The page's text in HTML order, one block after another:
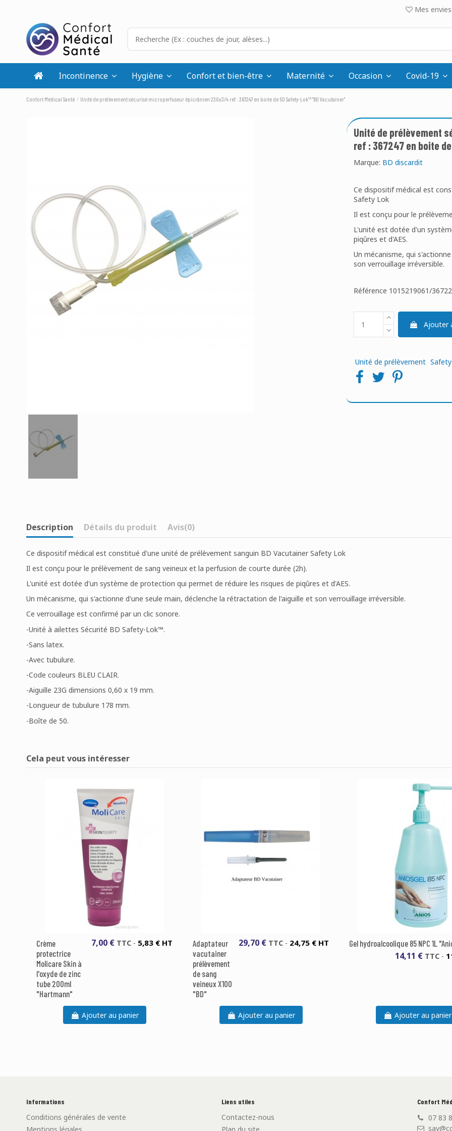
Mes
Incontinence Hygiène Confort et bien-être Maternité Occasion Covid-19
Confort Médical Santé Unité de prélèvement sécurisé microperfuseur épicrânien 23Gx3/4 ref : 367247 en boite de 50 Safety-Lok™ "BD Vacutainer"
Unité de prélèvement
ref : 367247 en boite
Marque: BD discardit
Ce dispositif médical est
Safety Lok
Il est conçu pour le
L'unité est dotée d'un
piqûres et d'AES.
Un mécanisme, qui
son verrouillage irréversible.
Référence 1015219061/
Ajouter
Unité de prélèvement
Description Détails du produit Avis(0)
Ce dispositif médical est constitué d'une unité de prélèvement sanguin BD Vacutainer Safety Lok
Il est conçu pour le prélèvement de sang veineux et la perfusion de courte durée (2h).
L'unité est dotée d'un système de protection qui permet de réduire les risques de piqûres et d'AES.
Un mécanisme, qui s'actionne d'une seule main, déclenche la rétractation de l'aiguille et son verrouillage irréversible.
Ce verrouillage est confirmé par un clic sonore.
-Unité à ailettes Sécurité BD Safety-Lok™.
-Sans latex.
-Avec tubulure.
-Code couleurs BLEU CLAIR.
-Aiguille 23G dimensions 0,60 x 19 mm.
-Longueur de tubulure 178 mm.
-Boîte de 50.
Cela peut vous intéresser
Crème
protectrice
Molicare Skin à
l'oxyde de zinc
tube 200ml
"Hartmann"
7,00 € TTC - 5,83 € HT
Ajouter au panier
Adaptateur
vacutainer
prélèvement
de sang
veineux X100
"BD"
29,70 € TTC - 24,75 € HT
Ajouter au panier
Gel hydroalcoolique 85 NPC 1L
14,11 € TTC -
Ajouter au panier
Informations
Conditions générales de vente
Liens utiles
Contactez-nous
Confort
07 83